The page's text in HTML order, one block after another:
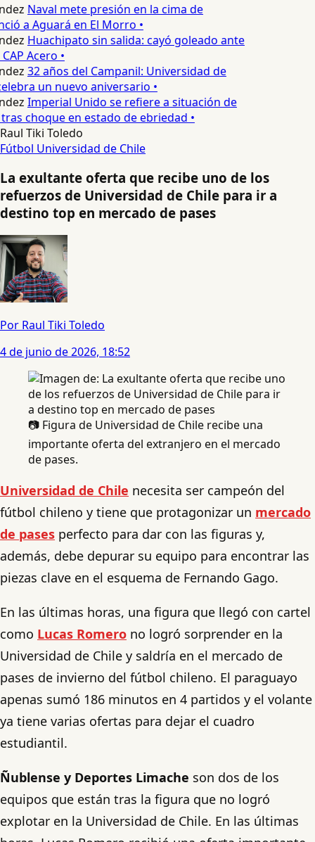
Naval mete presión en la cima de
a Aguará en El Morro •
Huachipato sin salida: cayó goleado ante
Acero •
32 años del Campanil: Universidad de
un nuevo aniversario •
Imperial Unido se refiere a situación de
choque en estado de ebriedad •
Raul Tiki Toledo
Fútbol Universidad de Chile
La exultante oferta que recibe uno de los
refuerzos de Universidad de Chile para ir a
destino top en mercado de pases
Por Raul Tiki Toledo
4 de junio de 2026, 18:52
📷 Figura de Universidad de Chile recibe una
importante oferta del extranjero en el mercado
de pases.
Universidad de Chile necesita ser campeón del
fútbol chileno y tiene que protagonizar un mercado
de pases perfecto para dar con las figuras y,
además, debe depurar su equipo para encontrar las
piezas clave en el esquema de Fernando Gago.
En las últimas horas, una figura que llegó con cartel
como Lucas Romero no logró sorprender en la
Universidad de Chile y saldría en el mercado de
pases de invierno del fútbol chileno. El paraguayo
apenas sumó 186 minutos en 4 partidos y el volante
ya tiene varias ofertas para dejar el cuadro
estudiantil.
Ñublense y Deportes Limache son dos de los
equipos que están tras la figura que no logró
explotar en la Universidad de Chile. En las últimas